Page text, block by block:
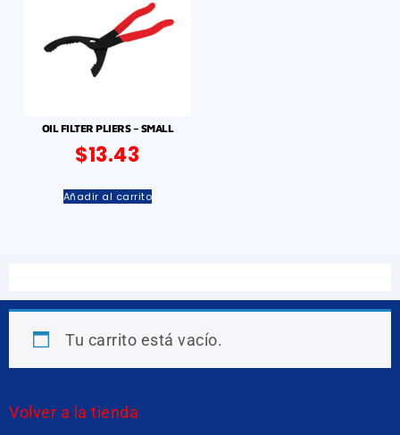
OIL FILTER PLIERS – SMALL
$13.43
Añadir al carrito
Tu carrito está vacío.
Volver a la tienda